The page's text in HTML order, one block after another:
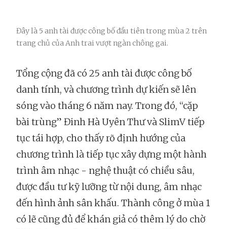
Đây là 5 anh tài được công bố đầu tiên trong mùa 2 trên
trang chủ của Anh trai vượt ngàn chông gai.
Tổng cộng đã có 25 anh tài được công bố
danh tính, và chương trình dự kiến sẽ lên
sóng vào tháng 6 năm nay. Trong đó, “cặp
bài trùng” Đinh Hà Uyên Thư và SlimV tiếp
tục tái hợp, cho thấy rõ định hướng của
chương trình là tiếp tục xây dựng một hành
trình âm nhạc - nghệ thuật có chiều sâu,
được đầu tư kỹ lưỡng từ nội dung, âm nhạc
đến hình ảnh sân khấu. Thành công ở mùa 1
có lẽ cũng đủ để khán giả có thêm lý do chờ